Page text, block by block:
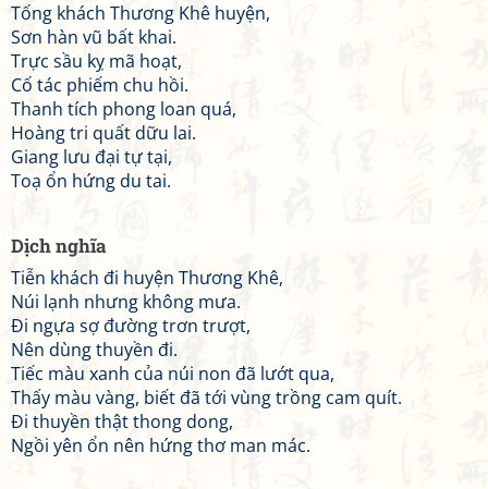
Tống khách Thương Khê huyện,
Sơn hàn vũ bất khai.
Trực sầu kỵ mã hoạt,
Cố tác phiếm chu hồi.
Thanh tích phong loan quá,
Hoàng tri quất dữu lai.
Giang lưu đại tự tại,
Toạ ổn hứng du tai.
Dịch nghĩa
Tiễn khách đi huyện Thương Khê,
Núi lạnh nhưng không mưa.
Đi ngựa sợ đường trơn trượt,
Nên dùng thuyền đi.
Tiếc màu xanh của núi non đã lướt qua,
Thấy màu vàng, biết đã tới vùng trồng cam quít.
Đi thuyền thật thong dong,
Ngồi yên ổn nên hứng thơ man mác.